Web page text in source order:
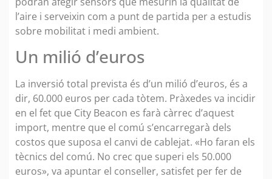
l’aire i serveixin com a punt de partida per a estudis
sobre mobilitat i medi ambient.
Un milió d’euros
La inversió total prevista és d’un milió d’euros, és a
dir, 60.000 euros per cada tòtem. Pràxedes va incidir
en el fet que City Beacon es farà càrrec d’aquest
import, mentre que el comú s’encarregarà dels
costos que suposa el canvi de cablejat. «Ho faran els
tècnics del comú. No crec que superi els 50.000
euros», va apuntar el conseller, satisfet per fer de